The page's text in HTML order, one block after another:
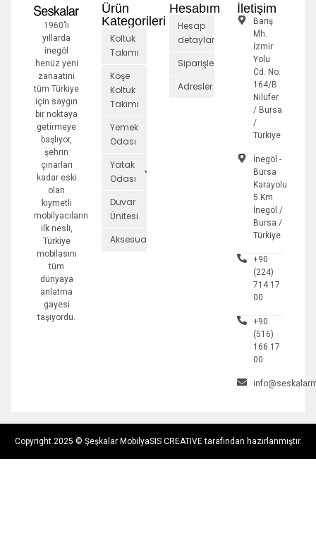
1960’lı
yıllarda
inegöl
henüz yeni
zanaatini
tüm Türkiye
için saygın
bir noktaya
getirmeye
başlıyor,
şehrin
çınarları
kadar eski
olan
kıymetli
mobilyacıların
ilk nesli,
Türkiye
mobilasını
tüm
dünyaya
anlatma
gayesi
taşıyordu.
Ürün
Kategorileri
Koltuk
Takımı
Köşe
Koltuk
Takımı
Yemek
Odası
Yatak
Odası
Duvar
Ünitesi
Aksesuarlar
Hesabım
Hesap
detayları
Siparişler
Adresler
İletişim
Barış
Mh.
İzmir
Yolu
Cd. No:
164/B
Nilüfer
/ Bursa
/
Türkiye
İnegöl -
Bursa
Karayolu
5.Km
İnegöl /
Bursa /
Türkiye
+90
(224)
714 17
00
+90
(516)
166 17
00
Copyright 2025 © Şeşkalar MobilyaSIS CREATIVE tarafından hazırlanmıştır.